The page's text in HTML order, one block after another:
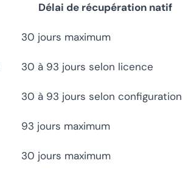
Délai de récupération natif
30 jours maximum
30 à 93 jours selon licence
30 à 93 jours selon configuration
93 jours maximum
30 jours maximum